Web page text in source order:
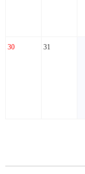
30 31